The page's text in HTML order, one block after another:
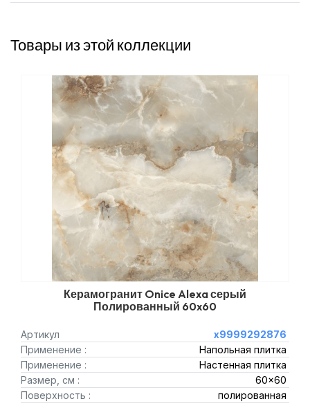
Товары из этой коллекции
Керамогранит Onice Alexa серый
Полированный 60x60
Артикул
х9999292876
Применение :
Напольная плитка
Применение :
Настенная плитка
Размер, см :
60x60
Поверхность :
полированная